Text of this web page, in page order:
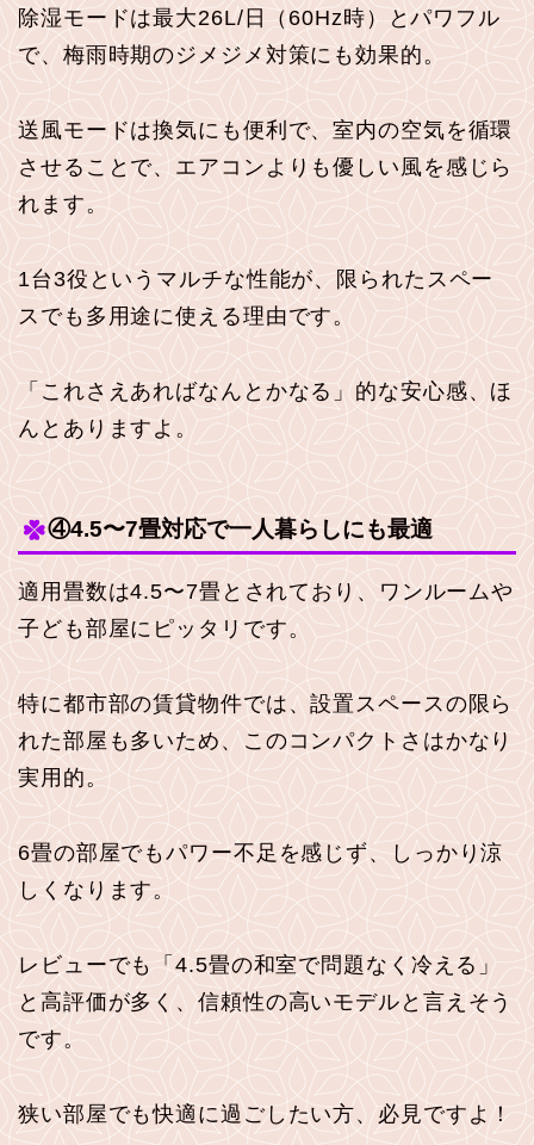
除湿モードは最大26L/日（60Hz時）とパワフル
で、梅雨時期のジメジメ対策にも効果的。
送風モードは換気にも便利で、室内の空気を循環
させることで、エアコンよりも優しい風を感じら
れます。
1台3役というマルチな性能が、限られたスペー
スでも多用途に使える理由です。
「これさえあればなんとかなる」的な安心感、ほ
んとありますよ。
④4.5〜7畳対応で一人暮らしにも最適
適用畳数は4.5〜7畳とされており、ワンルームや
子ども部屋にピッタリです。
特に都市部の賃貸物件では、設置スペースの限ら
れた部屋も多いため、このコンパクトさはかなり
実用的。
6畳の部屋でもパワー不足を感じず、しっかり涼
しくなります。
レビューでも「4.5畳の和室で問題なく冷える」
と高評価が多く、信頼性の高いモデルと言えそう
です。
狭い部屋でも快適に過ごしたい方、必見ですよ！